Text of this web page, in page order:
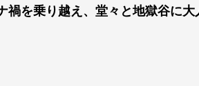
禍を乗り越え、堂々と地獄谷に